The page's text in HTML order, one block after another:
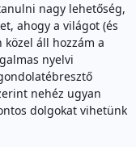
nagy lehetőség,
ahogy a világot (és
áll hozzám a
nyelvi
nehéz ugyan
dolgokat vihetünk